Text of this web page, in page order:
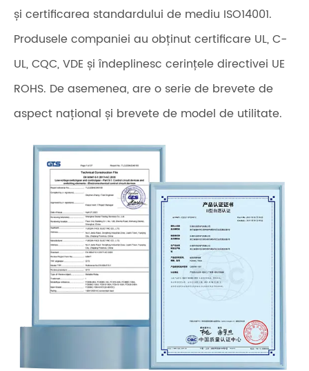
și certificarea standardului de mediu ISO14001.
Produsele companiei au obținut certificare UL, C-
UL, CQC, VDE și îndeplinesc cerințele directivei UE
ROHS. De asemenea, are o serie de brevete de
aspect național și brevete de model de utilitate.